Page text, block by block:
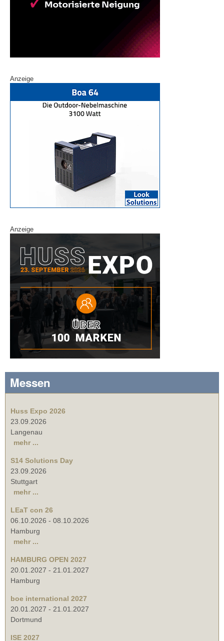
Anzeige
Anzeige
Messen
Huss Expo 2026
23.09.2026
Langenau
mehr ...
S14 Solutions Day
23.09.2026
Stuttgart
mehr ...
LEaT con 26
06.10.2026 - 08.10.2026
Hamburg
mehr ...
HAMBURG OPEN 2027
20.01.2027 - 21.01.2027
Hamburg
boe international 2027
20.01.2027 - 21.01.2027
Dortmund
ISE 2027